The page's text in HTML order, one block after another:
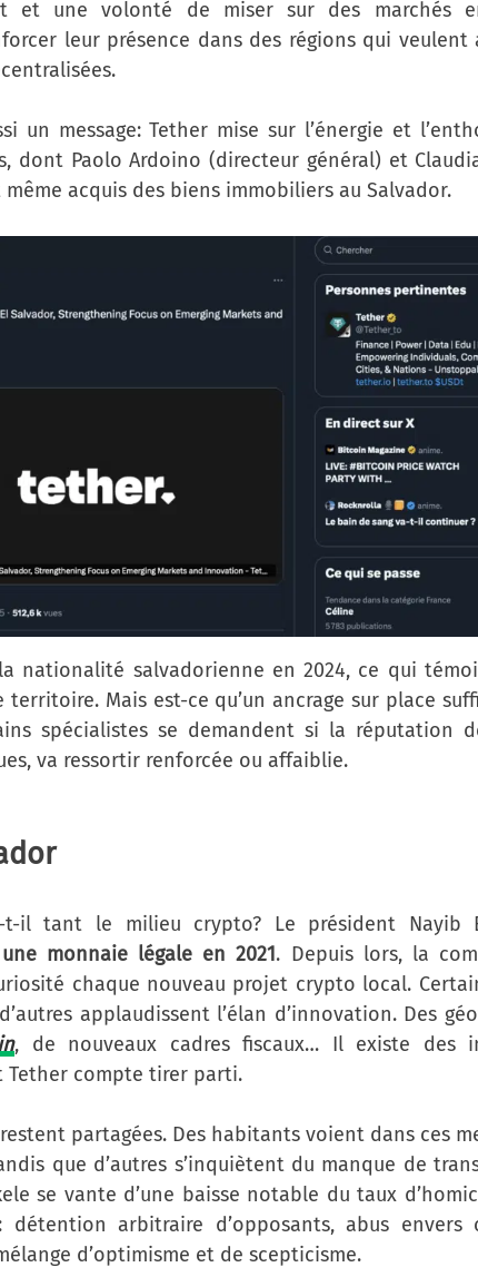
et une volonté de miser sur des marchés
leur présence dans des régions qui veulent
un message: Tether mise sur l’énergie et
dont Paolo Ardoino (directeur général) et
acquis des biens immobiliers au Salvador.
nationalité salvadorienne en 2024, ce qui
Mais est-ce qu’un ancrage sur place
spécialistes se demandent si la réputation
va ressortir renforcée ou affaiblie.
t-il tant le milieu crypto? Le président Nayib
monnaie légale en 2021. Depuis lors, la
chaque nouveau projet crypto local.
applaudissent l’élan d’innovation. Des
, de nouveaux cadres fiscaux… Il existe des
Tether compte tirer parti.
partagées. Des habitants voient dans ces
que d’autres s’inquiètent du manque de
se vante d’une baisse notable du taux
arbitraire d’opposants, abus envers
d’optimisme et de scepticisme.